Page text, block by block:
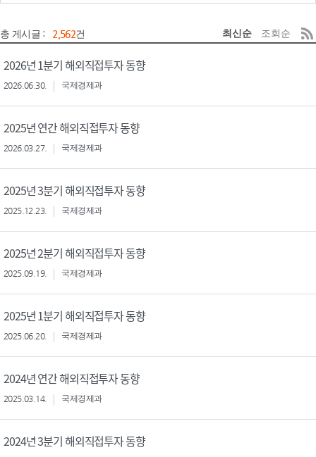
총 게시글 : 2,562건 최신순 조회순
2026년 1분기 해외직접투자 동향
2026.06.30. 국제경제과
2025년 연간 해외직접투자 동향
2026.03.27. 국제경제과
2025년 3분기 해외직접투자 동향
2025.12.23. 국제경제과
2025년 2분기 해외직접투자 동향
2025.09.19. 국제경제과
2025년 1분기 해외직접투자 동향
2025.06.20. 국제경제과
2024년 연간 해외직접투자 동향
2025.03.14. 국제경제과
2024년 3분기 해외직접투자 동향